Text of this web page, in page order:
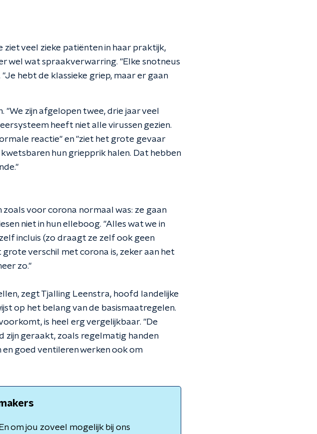
veel zieke patiënten in haar praktijk,
wel wat spraakverwarring. "Elke snotneus
hebt de klassieke griep, maar er gaan
zijn afgelopen twee, drie jaar veel
heeft niet alle virussen gezien.
reactie" en "ziet het grote gevaar
hun griepprik halen. Dat hebben
voor corona normaal was: ze gaan
niet in hun elleboog. "Alles wat we in
incluis (zo draagt ze zelf ook geen
verschil met corona is, zeker aan het
zo."
zegt Tjalling Leenstra, hoofd landelijke
op het belang van de basismaatregelen.
is heel erg vergelijkbaar. "De
zijn geraakt, zoals regelmatig handen
goed ventileren werken ook om
om jou zoveel mogelijk bij ons